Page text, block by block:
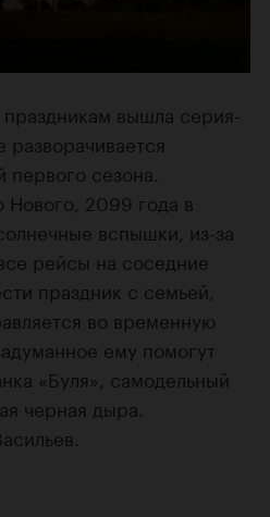
вышла серия-
разворачивается
первого сезона.
Нового, 2099 года в
вспышки, из-за
рейсы на соседние
праздник с семьей,
во временную
ему помогут
«Буля», самодельный
черная дыра.